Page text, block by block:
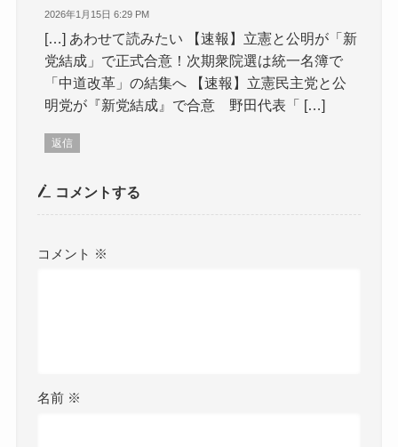
2026年1月15日 6:29 PM
[…] あわせて読みたい 【速報】立憲と公明が「新
党結成」で正式合意！次期衆院選は統一名簿で
「中道改革」の結集へ 【速報】立憲民主党と公
明党が『新党結成』で合意 野田代表「 […]
返信
コメントする
コメント ※
名前 ※